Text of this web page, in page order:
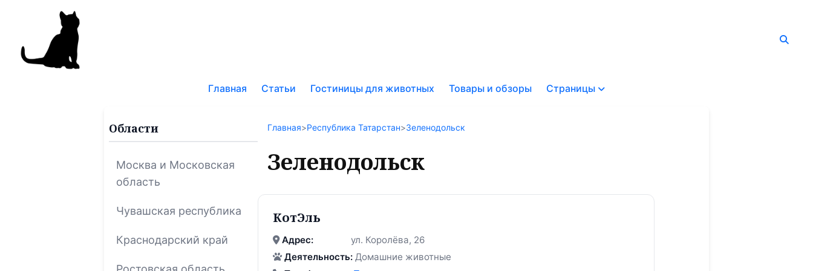
Главная Статьи Гостиницы для животных Товары и обзоры Страницы
по
Области
Москва и Московская
область
Чувашская республика
Краснодарский край
Главная>Республика Татарстан>Зеленодольск
Зеленодольск
КотЭль
Адрес:
ул. Королёва, 26
Деятельность: Домашние животные